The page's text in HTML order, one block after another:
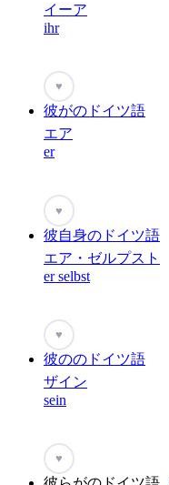
イーア
ihr
♥
彼がのドイツ語
エア
er
♥
彼自身のドイツ語
エア・ゼルプスト
er selbst
♥
彼ののドイツ語
ザイン
sein
♥